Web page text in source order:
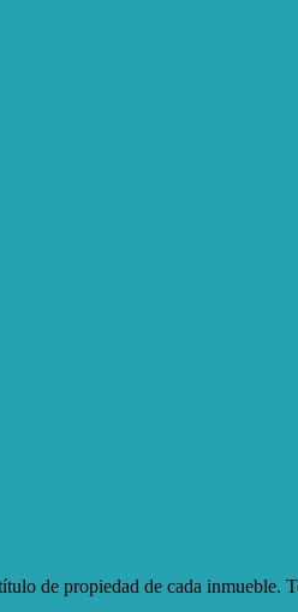
de propiedad de cada inmueble.